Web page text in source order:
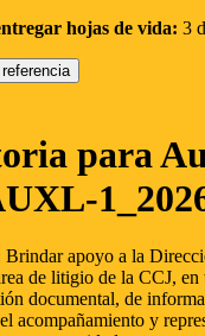
hojas de vida: 3
para
Brindar apoyo a la
de litigio de la CCJ, en
documental, de
acompañamiento y